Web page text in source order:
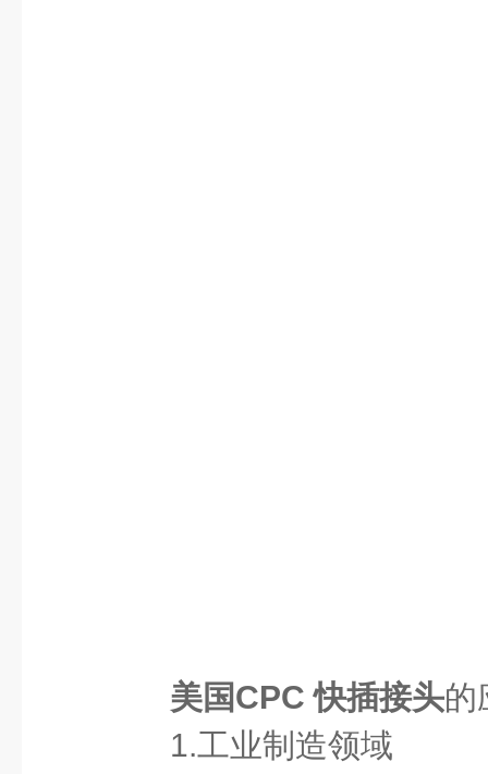
美国CPC 快插接头的
1.工业制造领域